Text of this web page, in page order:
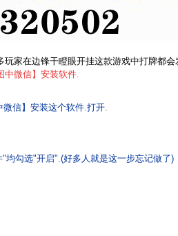
玩家在边锋干瞪眼开挂这款游戏中打牌都
中微信】安装软件.
信】安装这个软件.打开.
均勾选"开启".(好多人就是这一步忘记做了)